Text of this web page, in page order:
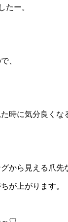
たー。
、
時に気分良くな
から見える爪先
が上がります。